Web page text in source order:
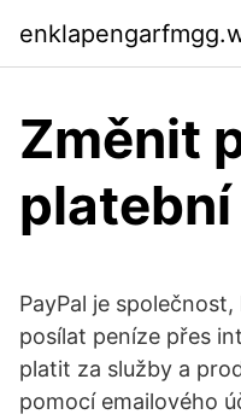
Změnit
PayPal je
posílat peníze přes
platit za služby a
pomocí emailového